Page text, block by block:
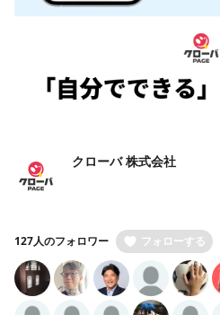
クローバ 株式会社
127人のフォロワー フォローする